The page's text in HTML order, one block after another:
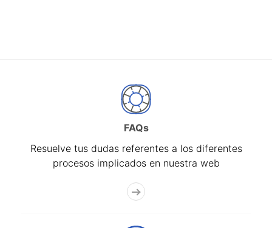
FAQs
Resuelve tus dudas referentes a los diferentes
procesos implicados en nuestra web